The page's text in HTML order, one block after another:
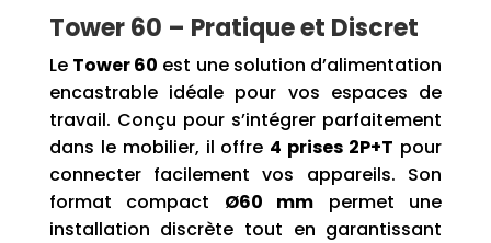
Tower 60 – Pratique et Discret
Le Tower 60 est une solution d’alimentation
encastrable idéale pour vos espaces de
travail. Conçu pour s’intégrer parfaitement
dans le mobilier, il offre 4 prises 2P+T pour
connecter facilement vos appareils. Son
format compact Ø60 mm permet une
installation discrète tout en garantissant